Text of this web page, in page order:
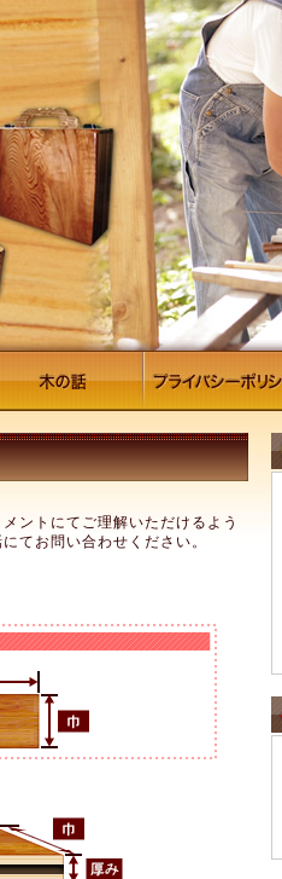
ントにてご理解いただけるよう
てお問い合わせください。